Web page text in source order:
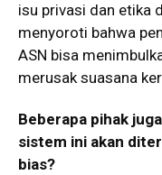
isu privasi dan etika
menyoroti bahwa
ASN bisa
merusak suasana
Beberapa pihak
sistem ini akan
bias?